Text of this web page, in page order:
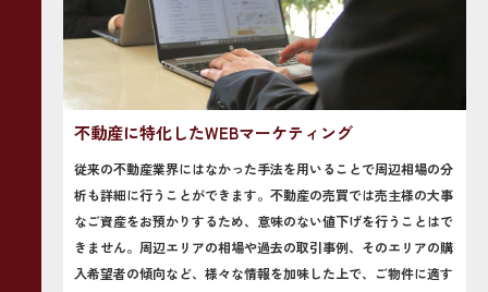
不動産に特化したWEBマーケティング
従来の不動産業界にはなかった手法を用いることで周辺相場の分
析も詳細に行うことができます。不動産の売買では売主様の大事
なご資産をお預かりするため、意味のない値下げを行うことはで
きません。周辺エリアの相場や過去の取引事例、そのエリアの購
入希望者の傾向など、様々な情報を加味した上で、ご物件に適す